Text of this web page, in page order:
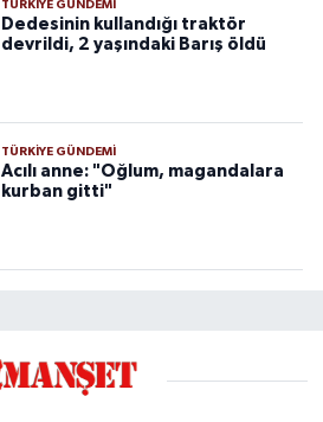
TÜRKIYE GÜNDEMI
Dedesinin kullandığı traktör
devrildi, 2 yaşındaki Barış öldü
TÜRKIYE GÜNDEMI
Acılı anne: "Oğlum, magandalara
kurban gitti"